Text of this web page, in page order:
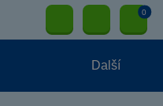
0
Další